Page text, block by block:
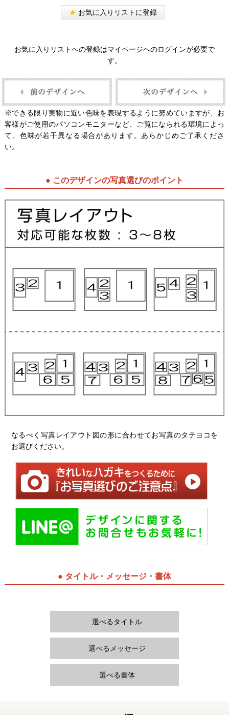
★ お気に入りリストに登録
お気に入りリストへの登録はマイページへのログインが必要で
す。
※できる限り実物に近い色味を表現するように努めていますが、お
客様がご使用のパソコンモニターなど、ご覧になられる環境によっ
て、色味が若干異なる場合があります。あらかじめご了承くださ
い。
● このデザインの写真選びのポイント
なるべく写真レイアウト図の形に合わせてお写真のタテヨコを
お選びください。
● タイトル・メッセージ・書体
選べるタイトル
選べるメッセージ
選べる書体